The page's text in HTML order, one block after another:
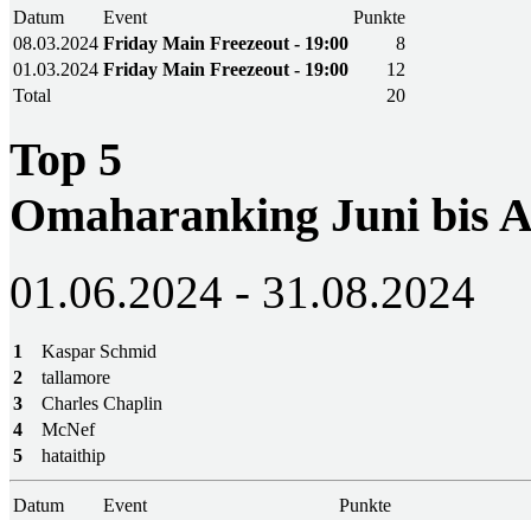
Datum Event
Punkte
08.03.2024 Friday Main Freezeout - 19:00
8
01.03.2024 Friday Main Freezeout - 19:00
12
Total
20
Top 5
Omaharanking Juni bis
01.06.2024 - 31.08.2024
1
Kaspar Schmid
2
tallamore
3
Charles Chaplin
4
McNef
5
hataithip
Datum Event
Punkte